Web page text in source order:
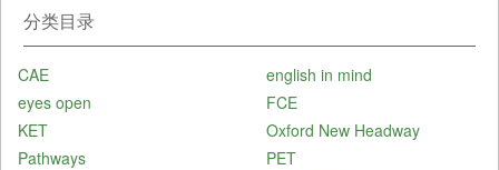
分类目录
CAE
english in mind
eyes open
FCE
KET
Oxford New Headway
Pathways
PET